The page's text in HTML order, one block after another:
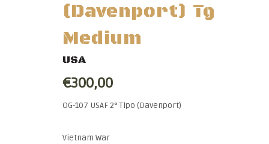
(Davenport) Tg
Medium
USA
€300,00
OG-107 USAF 2° Tipo (Davenport)
Vietnam War